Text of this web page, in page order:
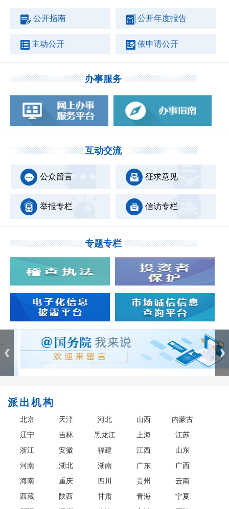
公开指南 公开年度报告
主动公开 依申请公开
办事服务
互动交流
公众留言 征求意见
举报专栏 信访专栏
专题专栏
派出机构
北京 天津 河北 山西
内蒙古
辽宁
吉林 黑龙江 上海
江苏
浙江
安徽 福建 江西
山东
河南
湖北 湖南 广东
广西
海南
重庆 四川 贵州
云南
西藏
陕西 甘肃 青海
宁夏